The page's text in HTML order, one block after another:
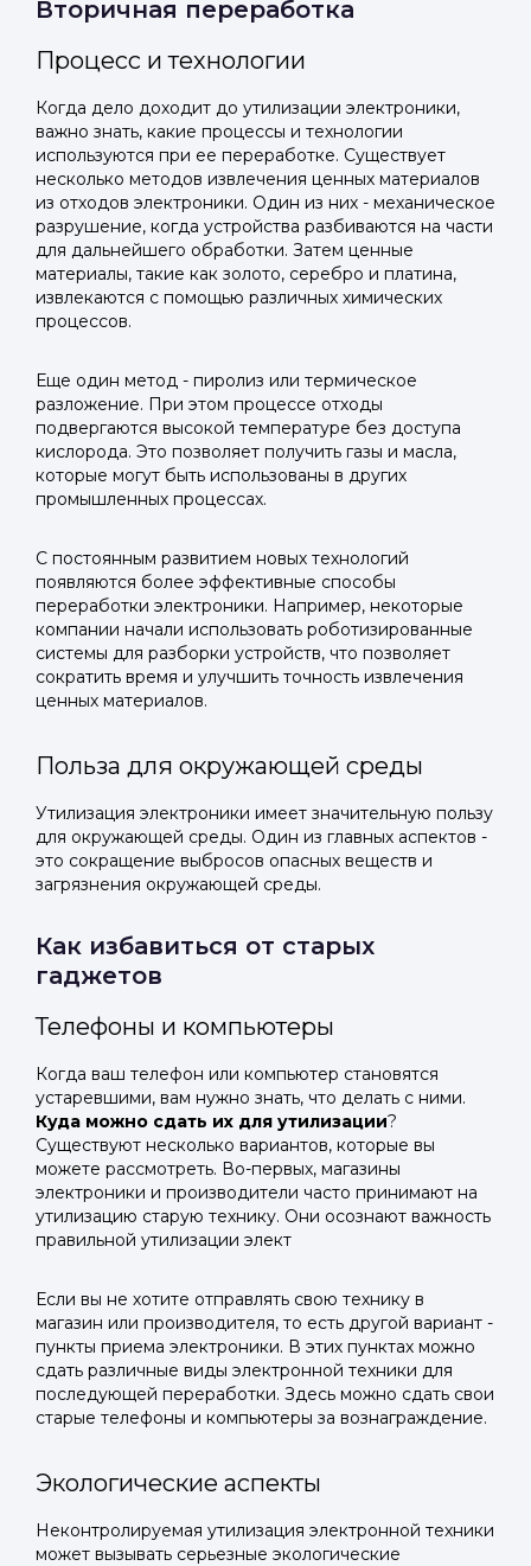
Вторичная переработка
Процесс и технологии
Когда дело доходит до утилизации электроники,
важно знать, какие процессы и технологии
используются при ее переработке. Существует
несколько методов извлечения ценных материалов
из отходов электроники. Один из них - механическое
разрушение, когда устройства разбиваются на части
для дальнейшего обработки. Затем ценные
материалы, такие как золото, серебро и платина,
извлекаются с помощью различных химических
процессов.
Еще один метод - пиролиз или термическое
разложение. При этом процессе отходы
подвергаются высокой температуре без доступа
кислорода. Это позволяет получить газы и масла,
которые могут быть использованы в других
промышленных процессах.
С постоянным развитием новых технологий
появляются более эффективные способы
переработки электроники. Например, некоторые
компании начали использовать роботизированные
системы для разборки устройств, что позволяет
сократить время и улучшить точность извлечения
ценных материалов.
Польза для окружающей среды
Утилизация электроники имеет значительную пользу
для окружающей среды. Один из главных аспектов -
это сокращение выбросов опасных веществ и
загрязнения окружающей среды.
Как избавиться от старых
гаджетов
Телефоны и компьютеры
Когда ваш телефон или компьютер становятся
устаревшими, вам нужно знать, что делать с ними.
Куда можно сдать их для утилизации?
Существуют несколько вариантов, которые вы
можете рассмотреть. Во-первых, магазины
электроники и производители часто принимают на
утилизацию старую технику. Они осознают важность
правильной утилизации элект
Если вы не хотите отправлять свою технику в
магазин или производителя, то есть другой вариант -
пункты приема электроники. В этих пунктах можно
сдать различные виды электронной техники для
последующей переработки. Здесь можно сдать свои
старые телефоны и компьютеры за вознаграждение.
Экологические аспекты
Неконтролируемая утилизация электронной техники
может вызывать серьезные экологические